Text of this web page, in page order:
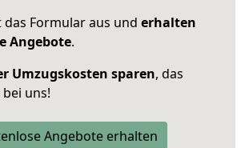
das Formular aus und erhalten
Angebote.
Umzugskosten sparen, das
uns!
Angebote erhalten